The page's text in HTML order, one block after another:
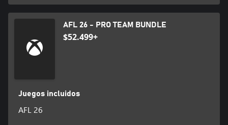
AFL 26 - PRO TEAM BUNDLE
$52.499+
Juegos incluidos
AFL 26